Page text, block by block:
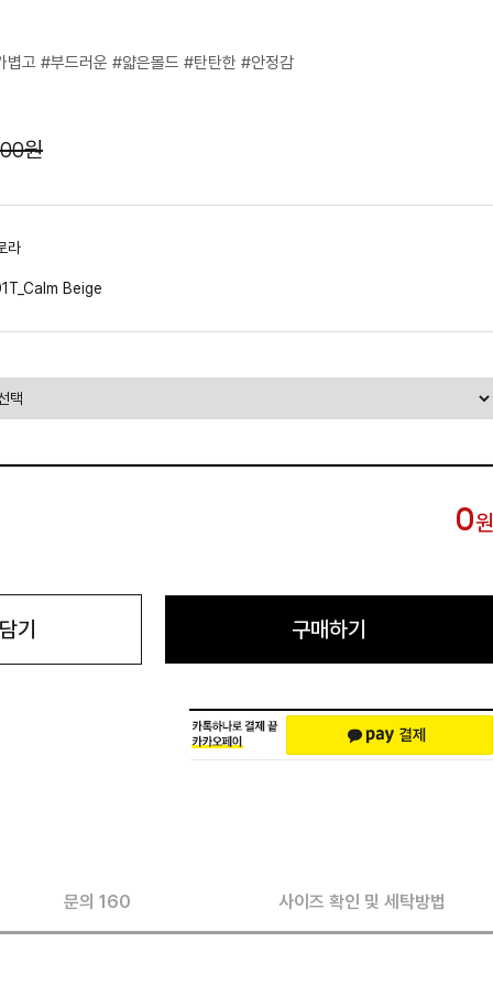
고 #부드러운 #얇은몰드 #탄탄한 #안정감
원
라
Beige
0원
기 구매하기
문의 160 사이즈 확인 및 세탁방법